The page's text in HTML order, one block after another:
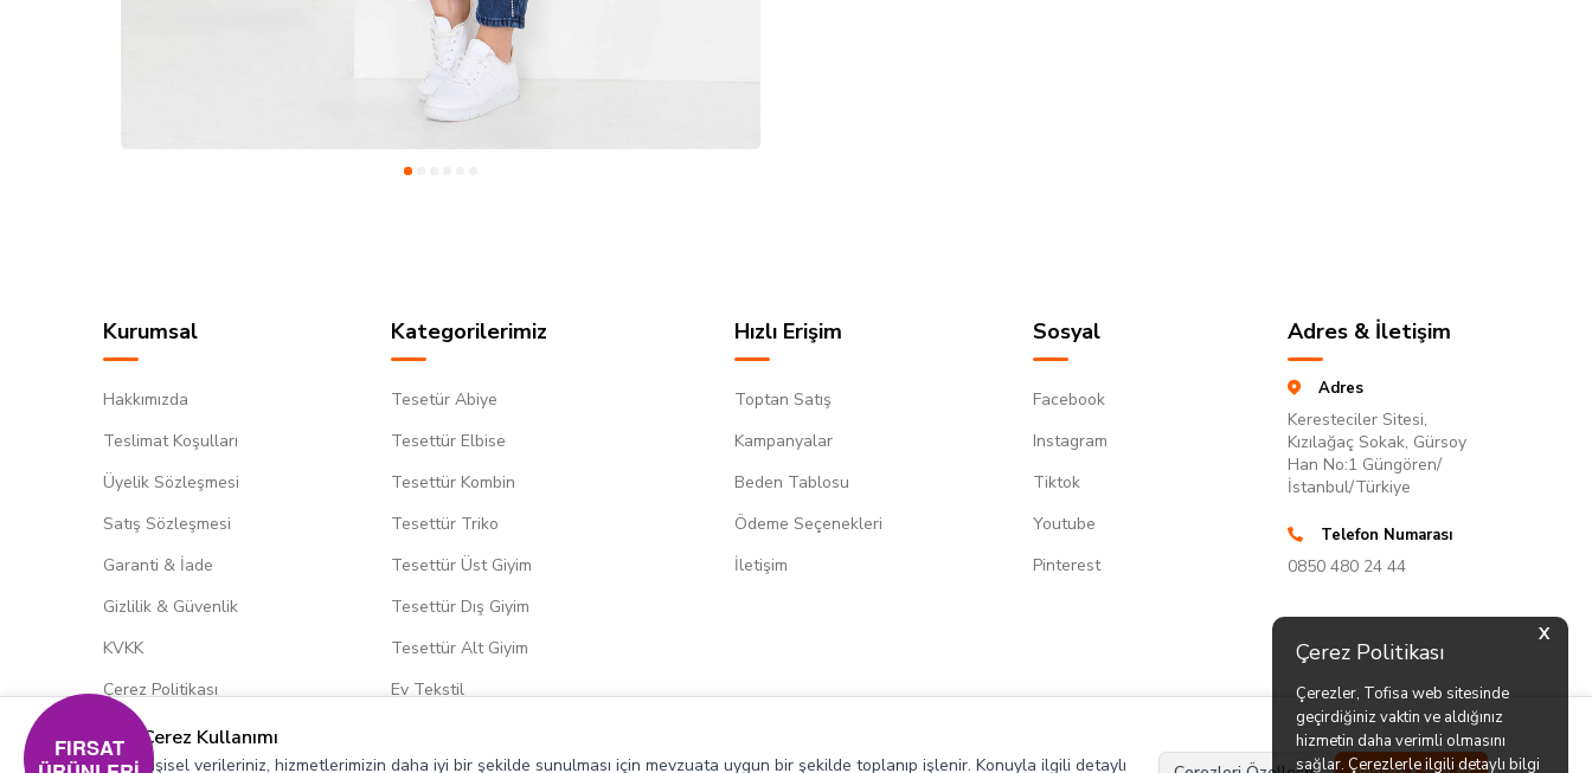
X
Çerez Politikası
Çerezler, Tofisa web sitesinde
geçirdiğiniz vaktin ve aldığınız
hizmetin daha verimli olmasını
sağlar. Çerezlerle ilgili detaylı bilgi
Kurumsal
Hakkımızda
Teslimat Koşulları
Üyelik Sözleşmesi
Satış Sözleşmesi
Garanti & İade
Gizlilik & Güvenlik
KVKK
Çerez Politikası
Kategorilerimiz
Tesetür Abiye
Tesettür Elbise
Tesettür Kombin
Tesettür Triko
Tesettür Üst Giyim
Tesettür Dış Giyim
Tesettür Alt Giyim
Ev Tekstil
Hızlı Erişim
Toptan Satış
Kampanyalar
Beden Tablosu
Ödeme Seçenekleri
İletişim
Sosyal
Facebook
Instagram
Tiktok
Youtube
Pinterest
Adres & İletişim
Adres
Keresteciler Sitesi,
Kızılağaç Sokak, Gürsoy
Han No:1 Güngören/
İstanbul/Türkiye
Telefon Numarası
0850 480 24 44
Çerez Kullanımı
Kişisel verileriniz, hizmetlerimizin daha iyi bir şekilde sunulması için mevzuata uygun bir şekilde toplanıp işlenir. Konuyla ilgili detaylı
FIRSAT